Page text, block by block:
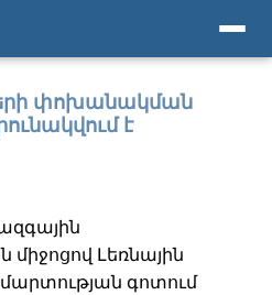
փոխանակման
է
Լեռնային
գոտում